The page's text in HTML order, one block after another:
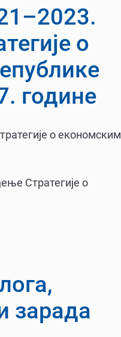
о
године
о економским
Стратегије о
зарада